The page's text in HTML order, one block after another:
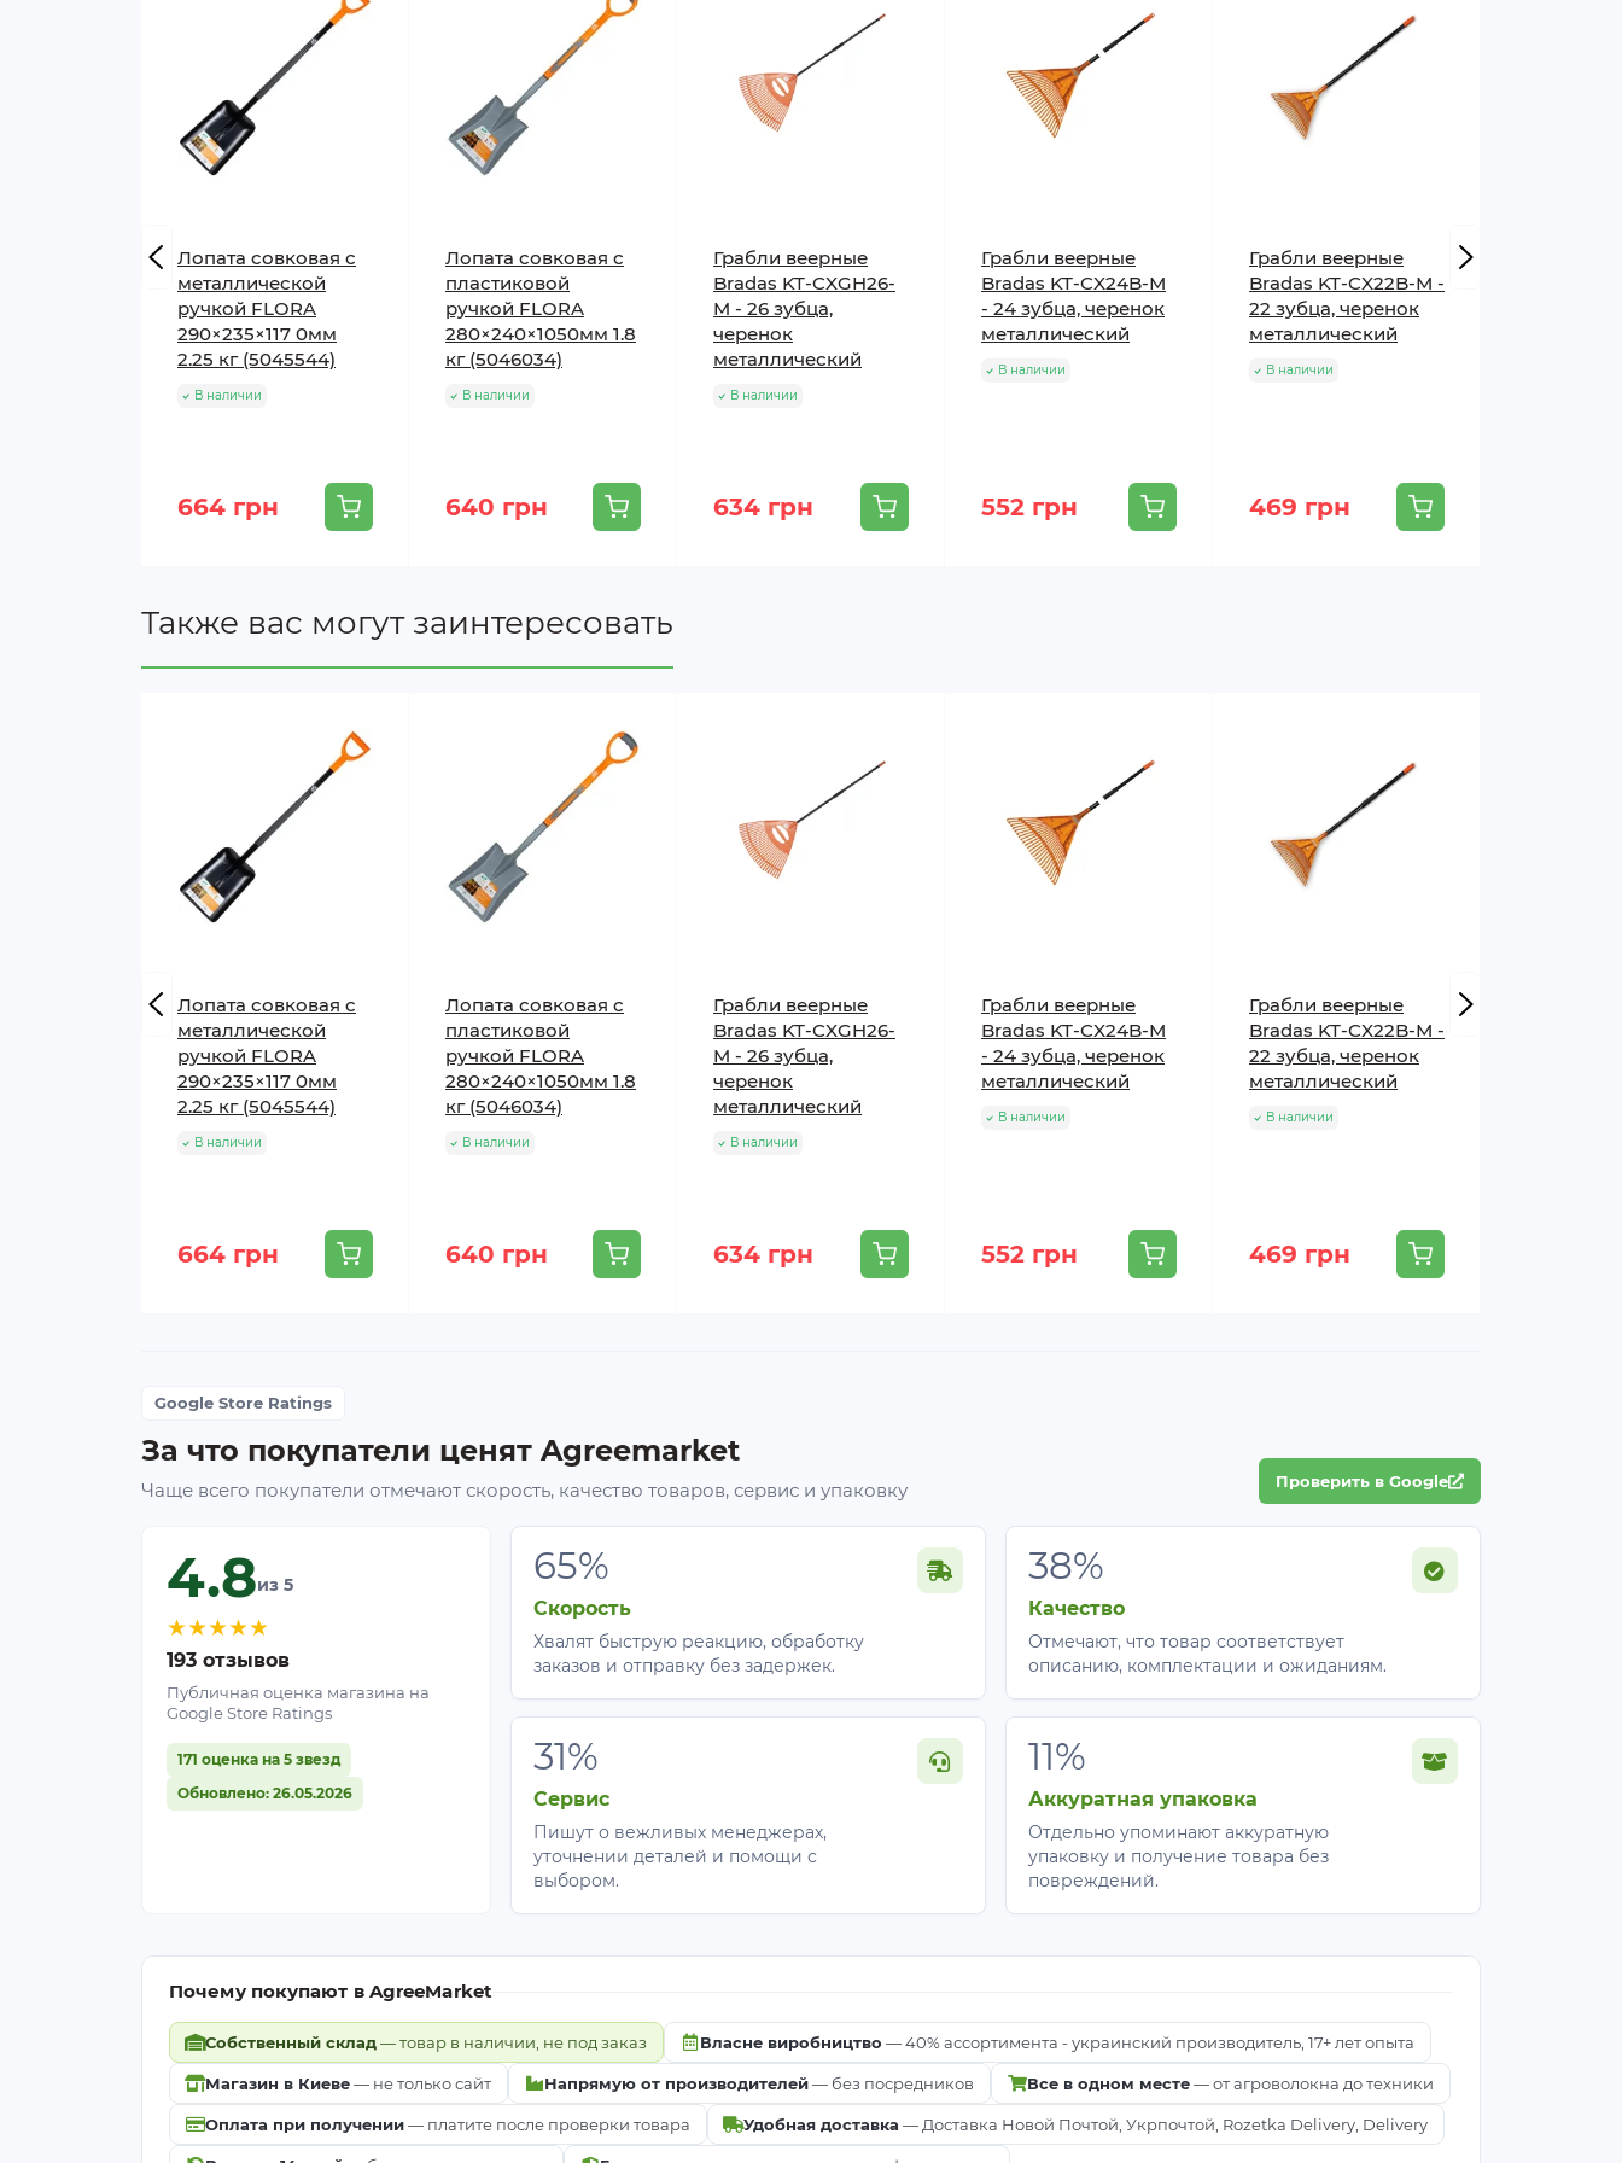
Лопата совковая с
металлической
ручкой FLORA
290×235×117 0мм
2.25 кг (5045544)
В наличии
664 грн
Лопата совковая с
пластиковой
ручкой FLORA
280×240×1050мм 1.8
кг (5046034)
В наличии
640 грн
Грабли веерные
Bradas KT-CXGH26-
M - 26 зубца,
черенок
металлический
В наличии
634 грн
Грабли веерные
Bradas KT-CX24B-М
- 24 зубца, черенок
металлический
В наличии
552 грн
Грабли веерные
Bradas KT-CX22B-М -
22 зубца, черенок
металлический
В наличии
469 грн
Также вас могут заинтересовать
Лопата совковая с
металлической
ручкой FLORA
290×235×117 0мм
2.25 кг (5045544)
В наличии
664 грн
Лопата совковая с
пластиковой
ручкой FLORA
280×240×1050мм 1.8
кг (5046034)
В наличии
640 грн
Грабли веерные
Bradas KT-CXGH26-
M - 26 зубца,
черенок
металлический
В наличии
634 грн
Грабли веерные
Bradas KT-CX24B-М
- 24 зубца, черенок
металлический
В наличии
552 грн
Грабли веерные
Bradas KT-CX22B-М -
22 зубца, черенок
металлический
В наличии
469 грн
Google Store Ratings
За что покупатели ценят Agreemarket
Чаще всего покупатели отмечают скорость, качество товаров, сервис и упаковку Проверить в Google
4.8из 5
★★★★★
193 отзывов
Публичная оценка магазина на
Google Store Ratings
171 оценка на 5 звезд
Обновлено: 26.05.2026
65%
Скорость
Хвалят быструю реакцию, обработку
заказов и отправку без задержек.
38%
Качество
Отмечают, что товар соответствует
описанию, комплектации и ожиданиям.
31%
Сервис
Пишут о вежливых менеджерах,
уточнении деталей и помощи с
выбором.
11%
Аккуратная упаковка
Отдельно упоминают аккуратную
упаковку и получение товара без
повреждений.
Почему покупают в AgreeMarket
Собственный склад— товар в наличии, не под заказ Власне виробництво — 40% ассортимента - украинский производитель, 17+ лет опыта
Магазин в Киеве— не только сайт Напрямую от производителей— без посредников Все в одном месте— от агроволокна до техники
Оплата при получении— платите после проверки товара Удобная доставка — Доставка Новой Почтой, Укрпочтой, Rozetka Delivery, Delivery